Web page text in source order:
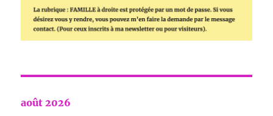
août 2026